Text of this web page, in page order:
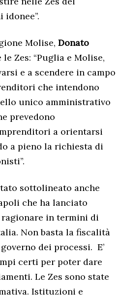
Molise, Donato
Zes: “Puglia e Molise,
e a scendere in campo
che intendono
unico amministrativo
prevedono
a orientarsi
a pieno la richiesta di
sottolineato anche
che ha lanciato
ragionare in termini di
Non basta la fiscalità
dei processi. E’
certi per poter dare
Le Zes sono state
Istituzioni e